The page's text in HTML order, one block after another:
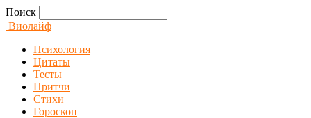
Поиск
Виолайф
Психология
Цитаты
Тесты
Притчи
Стихи
Гороскоп